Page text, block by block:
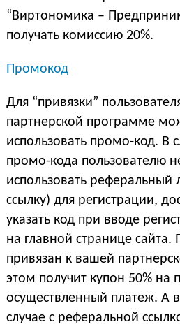
“Виртономика –
получать комиссию 20%.
Промокод
Для “привязки”
партнерской программе
использовать промо-код. В
промо-кода пользователю
использовать реферальный
ссылку) для регистрации,
указать код при вводе
на главной странице сайта.
привязан к вашей
этом получит купон 50% на
осуществленный платеж. А
случае с реферальной